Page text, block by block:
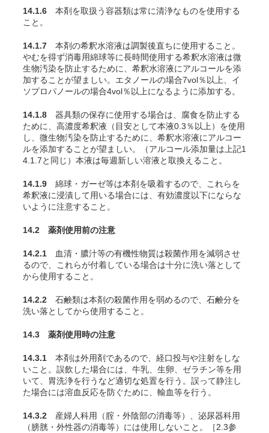
14.1.6 本剤を取扱う容器類は常に清浄なものを使用する
こと。
14.1.7 本剤の希釈水溶液は調製後直ちに使用すること。
やむを得ず消毒用綿球等に長時間使用する希釈水溶液は微
生物汚染を防止するために、希釈水溶液にアルコールを添
加することが望ましい。エタノールの場合7vol％以上、イ
ソプロパノールの場合4vol％以上になるように添加する。
14.1.8 器具類の保存に使用する場合は、腐食を防止する
ために、高濃度希釈液（目安として本液0.3％以上）を使用
し、微生物汚染を防止するために、希釈水溶液にアルコー
ルを添加することが望ましい。（アルコール添加量は上記1
4.1.7と同じ）本液は毎週新しい溶液と取換えること。
14.1.9 綿球・ガーゼ等は本剤を吸着するので、これらを
希釈液に浸漬して用いる場合には、有効濃度以下にならな
いように注意すること。
14.2 薬剤使用前の注意
14.2.1 血清・膿汁等の有機性物質は殺菌作用を減弱させ
るので、これらが付着している場合は十分に洗い落として
から使用すること。
14.2.2 石鹸類は本剤の殺菌作用を弱めるので、石鹸分を
洗い落としてから使用すること。
14.3 薬剤使用時の注意
14.3.1 本剤は外用剤であるので、経口投与や注射をしな
いこと。誤飲した場合には、牛乳、生卵、ゼラチン等を用
いて、胃洗浄を行うなど適切な処置を行う。誤って静注し
た場合には溶血反応を防ぐために、輸血等を行う。
14.3.2 産婦人科用（腟・外陰部の消毒等）、泌尿器科用
（膀胱・外性器の消毒等）には使用しないこと。［2.3参